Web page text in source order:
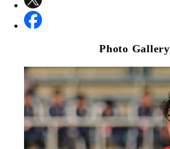
Photo Gallery